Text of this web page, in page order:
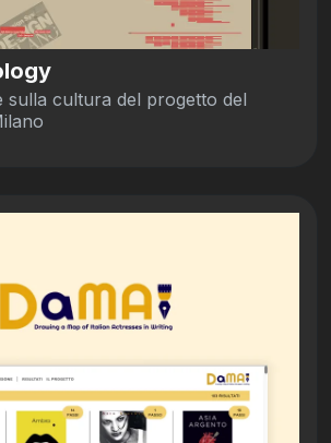
sulla cultura del progetto del